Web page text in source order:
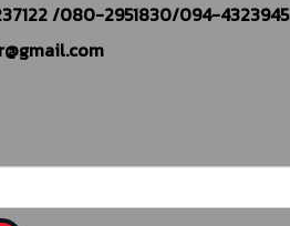
/080-2951830/094-4323945